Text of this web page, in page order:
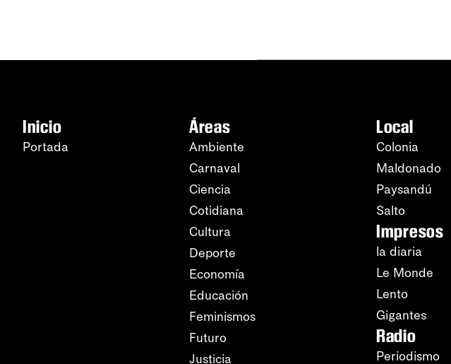
Inicio
Portada
Áreas
Ambiente
Carnaval
Ciencia
Cotidiana
Cultura
Deporte
Economía
Educación
Feminismos
Futuro
Justicia
Local
Colonia
Maldonado
Paysandú
Salto
Impresos
la diaria
Le Monde
Lento
Gigantes
Radio
Periodismo